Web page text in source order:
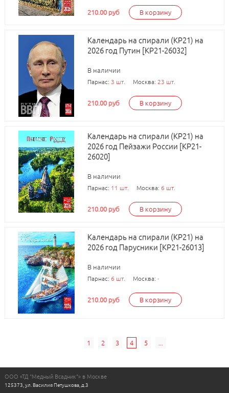
210.00 руб В корзину
Календарь на спирали (КР21) на
2026 год Путин [КР21-26032]
В наличии
Парнас: 3 шт. Москва: 23 шт.
210.00 руб В корзину
Календарь на спирали (КР21) на
2026 год Пейзажи России [КР21-
26020]
В наличии
Парнас: 11 шт. Москва: 6 шт.
210.00 руб В корзину
Календарь на спирали (КР21) на
2026 год Парусники [КР21-26013]
В наличии
Парнас: 6 шт. Москва: -
210.00 руб В корзину
1 2 3 4 5 ...
ООО «ТД "Медный Всадник"» в Москве
125373, ул. Василия Петушкова, д.3